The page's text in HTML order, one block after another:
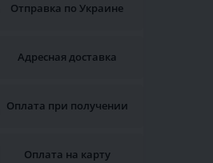
Отправка по Украине
Адресная доставка
Оплата при получении
Оплата на карту